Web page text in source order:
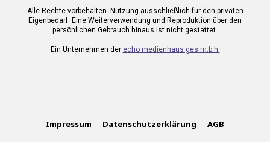
Alle Rechte vorbehalten. Nutzung ausschließlich für den privaten
Eigenbedarf. Eine Weiterverwendung und Reproduktion über den
persönlichen Gebrauch hinaus ist nicht gestattet.
Ein Unternehmen der echo medienhaus ges.m.b.h.
Impressum Datenschutzerklärung AGB